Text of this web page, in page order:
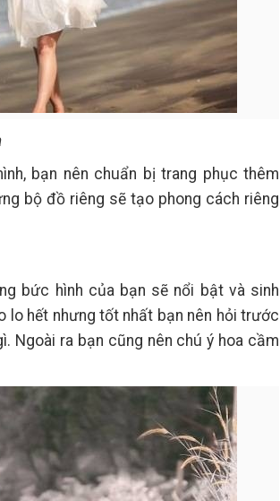
bạn nên chuẩn bị trang phục thêm
bộ đồ riêng sẽ tạo phong cách riêng
bức hình của bạn sẽ nổi bật và sinh
lo hết nhưng tốt nhất bạn nên hỏi trước
Ngoài ra bạn cũng nên chú ý hoa cầm